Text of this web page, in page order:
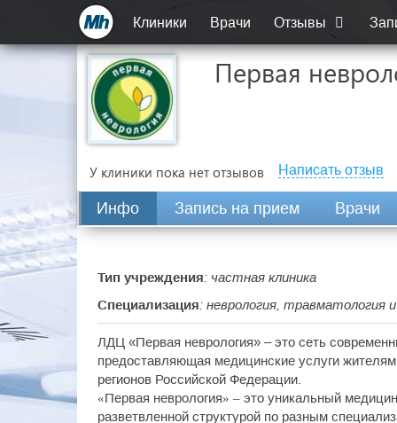
Клиники Врачи Отзывы
Первая
У клиники пока нет отзывов Написать отзыв
Инфо Запись на прием Врачи
Тип учреждения: частная клиника
Специализация: неврология, травматология
ЛДЦ «Первая неврология» – это сеть
предоставляющая медицинские услуги
регионов Российской Федерации.
«Первая неврология» – это уникальный
разветвленной структурой по разным